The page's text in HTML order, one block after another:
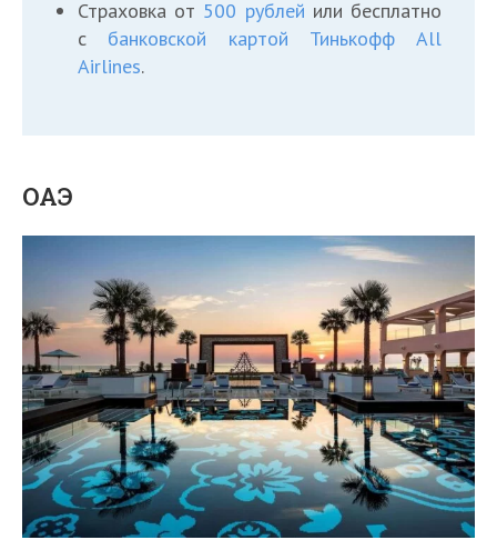
Страховка от 500 рублей или бесплатно
с банковской картой Тинькофф All
Airlines.
ОАЭ